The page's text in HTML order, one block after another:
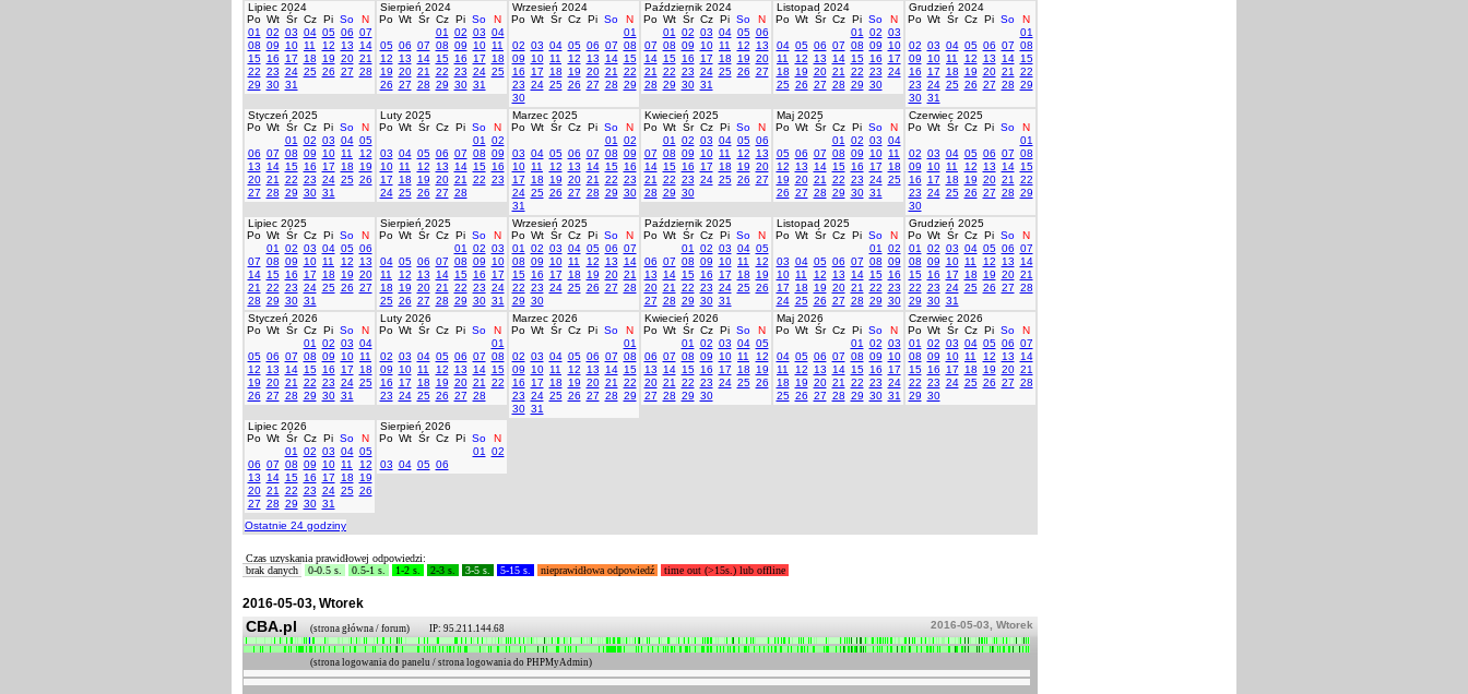
Lipiec 2024
Po Wt Śr Cz Pi So
N
01
02 03 04 05 06 07
08 09 10 11 12 13
14
15 16 17 18 19 20 21
22 23 24 25 26 27 28
29 30 31
Sierpień 2024
Po Wt Śr Cz Pi So
N
01
02 03 04
05 06 07 08 09 10 11
12
13 14 15 16 17
18
19 20 21 22 23 24 25
26 27 28 29 30 31
Wrzesień 2024
Po Wt Śr Cz Pi So
N
01
02 03 04 05 06 07 08
09
10 11 12 13 14 15
16
17 18 19 20 21
22
23 24 25 26 27 28 29
30
Październik 2024
Po Wt Śr Cz Pi So
N
01
02 03 04 05 06
07 08 09 10 11 12
13
14 15 16 17 18 19 20
21
22 23 24 25 26 27
28 29 30 31
Listopad 2024
Po Wt Śr Cz Pi So
N
01
02 03
04 05 06 07 08 09
10
11
12 13 14 15 16
17
18
19 20 21 22 23 24
25 26 27 28 29 30
Grudzień 2024
Po Wt Śr Cz Pi So
N
01
02 03 04 05 06 07 08
09
10 11 12 13 14 15
16
17 18 19 20 21
22
23 24 25 26 27 28 29
30 31
Styczeń 2025
Po Wt Śr Cz Pi So
N
01
02 03 04 05
06 07 08 09 10 11
12
13
14 15 16 17 18
19
20 21 22 23 24 25 26
27 28 29 30 31
Luty 2025
Po Wt Śr Cz Pi So
N
01
02
03 04 05 06 07 08 09
10 11 12 13 14 15 16
17
18 19 20 21 22 23
24 25 26 27 28
Marzec 2025
Po Wt Śr Cz Pi So
N
01
02
03 04 05 06 07 08 09
10 11 12 13 14 15 16
17
18 19 20 21 22 23
24 25 26 27 28 29 30
31
Kwiecień 2025
Po Wt Śr Cz Pi So
N
01
02 03 04 05 06
07 08 09 10 11 12
13
14 15 16 17 18 19 20
21
22 23 24 25 26 27
28 29 30
Maj 2025
Po Wt Śr Cz Pi So
N
01
02 03 04
05 06 07 08 09 10 11
12
13 14 15 16 17
18
19 20 21 22 23 24 25
26 27 28 29 30 31
Czerwiec 2025
Po Wt Śr Cz Pi So
N
01
02 03 04 05 06 07 08
09
10 11 12 13 14 15
16
17 18 19 20 21
22
23 24 25 26 27 28 29
30
Lipiec 2025
Po Wt Śr Cz Pi So
N
01
02 03 04 05 06
07 08 09 10 11 12
13
14 15 16 17 18 19 20
21
22 23 24 25 26 27
28 29 30 31
Sierpień 2025
Po Wt Śr Cz Pi So
N
01
02 03
04 05 06 07 08 09
10
11
12 13 14 15 16
17
18
19 20 21 22 23 24
25 26 27 28 29 30 31
Wrzesień 2025
Po Wt Śr Cz Pi So
N
01
02 03 04 05 06 07
08 09 10 11 12 13
14
15 16 17 18 19 20 21
22 23 24 25 26 27 28
29 30
Październik 2025
Po Wt Śr Cz Pi So
N
01
02 03 04 05
06 07 08 09 10 11
12
13
14 15 16 17 18
19
20 21 22 23 24 25 26
27 28 29 30 31
Listopad 2025
Po Wt Śr Cz Pi So
N
01
02
03 04 05 06 07 08 09
10 11 12 13 14 15 16
17
18 19 20 21 22 23
24 25 26 27 28 29 30
Grudzień 2025
Po Wt Śr Cz Pi So
N
01
02 03 04 05 06 07
08 09 10 11 12 13
14
15 16 17 18 19 20 21
22 23 24 25 26 27 28
29 30 31
Styczeń 2026
Po Wt Śr Cz Pi So
N
01
02 03 04
05 06 07 08 09 10 11
12
13 14 15 16 17
18
19 20 21 22 23 24 25
26 27 28 29 30 31
Luty 2026
Po Wt Śr Cz Pi So
N
01
02 03 04 05 06 07 08
09
10 11 12 13 14 15
16
17 18 19 20 21
22
23 24 25 26 27 28
Marzec 2026
Po Wt Śr Cz Pi So
N
01
02 03 04 05 06 07 08
09
10 11 12 13 14 15
16
17 18 19 20 21
22
23 24 25 26 27 28 29
30 31
Kwiecień 2026
Po Wt Śr Cz Pi So
N
01
02 03 04 05
06 07 08 09 10 11
12
13
14 15 16 17 18
19
20 21 22 23 24 25 26
27 28 29 30
Maj 2026
Po Wt Śr Cz Pi So
N
01
02 03
04 05 06 07 08 09
10
11
12 13 14 15 16
17
18
19 20 21 22 23 24
25 26 27 28 29 30 31
Czerwiec 2026
Po Wt Śr Cz Pi So
N
01
02 03 04 05 06 07
08 09 10 11 12 13
14
15 16 17 18 19 20 21
22 23 24 25 26 27 28
29 30
Lipiec 2026
Po Wt Śr Cz Pi So
N
01
02 03 04 05
06 07 08 09 10 11
12
13
14 15 16 17 18
19
20 21 22 23 24 25 26
27 28 29 30 31
Sierpień 2026
Po Wt Śr Cz Pi So
N
01
02
03 04 05 06
Ostatnie 24 godziny
Czas uzyskania prawidłowej odpowiedzi:
brak danych
0-0.5 s. 0.5-1 s. 1-2 s. 2-3 s. 3-5 s. 5-15 s. nieprawidłowa odpowiedź time out (>15s.) lub offline
2016-05-03, Wtorek
CBA.pl (strona główna / forum) IP: 95.211.144.68
(strona logowania do panelu / strona logowania do PHPMyAdmin)
2016-05-03, Wtorek